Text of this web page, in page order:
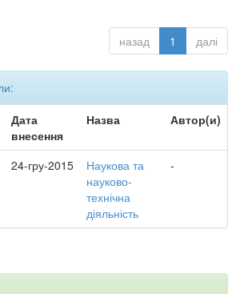
назад 1 далі
Дата
внесення
Назва Автор(и)
24-гру-2015
Наукова та
науково-
технічна
діяльність
-